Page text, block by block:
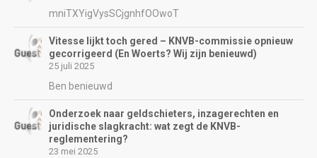
mniTXYigVysSCjgnhfOOwoT
Vitesse lijkt toch gered – KNVB-commissie opnieuw
gecorrigeerd (En Woerts? Wij zijn benieuwd)
25 juli 2025
Ben benieuwd
Onderzoek naar geldschieters, inzagerechten en
juridische slagkracht: wat zegt de KNVB-
reglementering?
23 mei 2025